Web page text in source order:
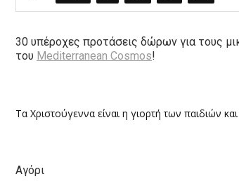
30 υπέροχες προτάσεις δώρων για τους
του Mediterranean Cosmos!
Τα Χριστούγεννα είναι η γιορτή των παιδιών
Αγόρι